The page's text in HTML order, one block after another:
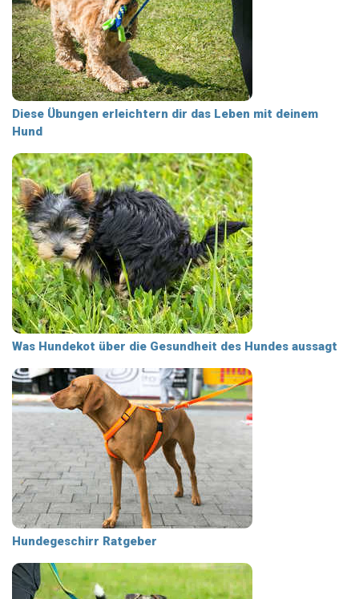
Diese Übungen erleichtern dir das Leben mit deinem
Hund
Was Hundekot über die Gesundheit des Hundes aussagt
Hundegeschirr Ratgeber